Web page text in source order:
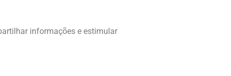
informações e estimular